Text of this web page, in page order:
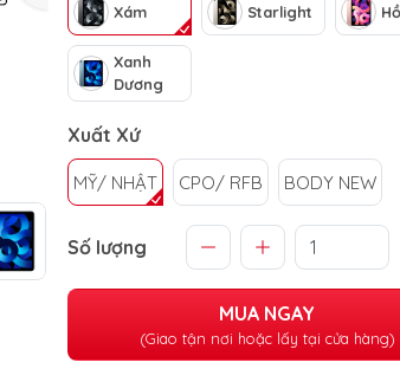
Xám Starlight
Xanh
Dương
Xuất Xứ
MỸ/ NHẬT CPO/ RFB BODY NEW
Số lượng
MUA NGAY
(Giao tận nơi hoặc lấy tại cửa hàng)